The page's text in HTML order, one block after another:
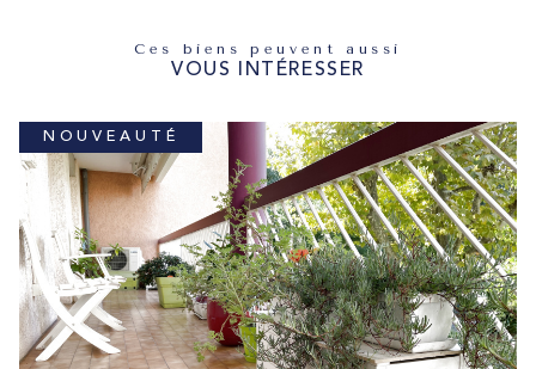
Ces biens peuvent aussi
VOUS INTÉRESSER
NOUVEAUTÉ